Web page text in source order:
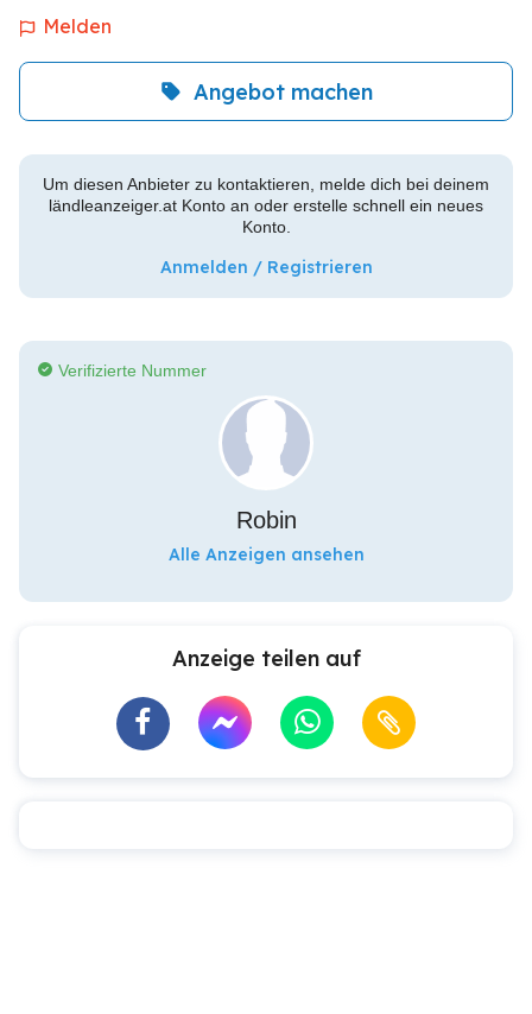
Melden
Angebot machen
Um diesen Anbieter zu kontaktieren, melde dich bei deinem
ländleanzeiger.at Konto an oder erstelle schnell ein neues
Konto.
Anmelden / Registrieren
Verifizierte Nummer
Robin
Alle Anzeigen ansehen
Anzeige teilen auf